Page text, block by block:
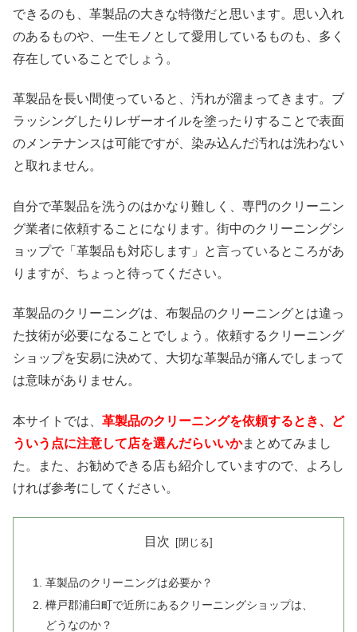
できるのも、革製品の大きな特徴だと思います。思い入れ
のあるものや、一生モノとして愛用しているものも、多く
存在していることでしょう。
革製品を長い間使っていると、汚れが溜まってきます。ブ
ラッシングしたりレザーオイルを塗ったりすることで表面
のメンテナンスは可能ですが、染み込んだ汚れは洗わない
と取れません。
自分で革製品を洗うのはかなり難しく、専門のクリーニン
グ業者に依頼することになります。街中のクリーニングシ
ョップで「革製品も対応します」と言っているところがあ
りますが、ちょっと待ってください。
革製品のクリーニングは、布製品のクリーニングとは違っ
た技術が必要になることでしょう。依頼するクリーニング
ショップを安易に決めて、大切な革製品が痛んでしまって
は意味がありません。
本サイトでは、 革製品のクリーニングを依頼するとき、ど
ういう点に注意して店を選んだらいいかまとめてみまし
た。また、お勧めできる店も紹介していますので、よろし
ければ参考にしてください。
目次
革製品のクリーニングは必要か？
樺戸郡浦臼町で近所にあるクリーニングショップは、
どうなのか？